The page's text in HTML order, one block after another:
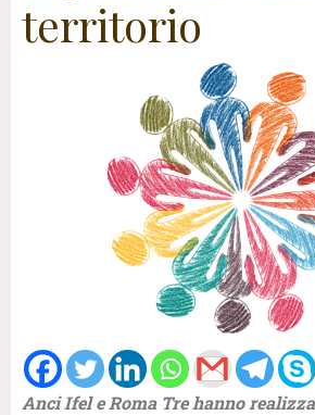
territorio
Anci Ifel e Roma Tre hanno